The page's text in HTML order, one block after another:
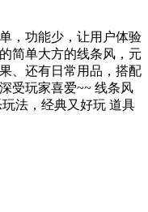
，功能少，让用户体验
简单大方的线条风，元
、还有日常用品，搭配
受玩家喜爱~~ 线条风
法，经典又好玩 道具